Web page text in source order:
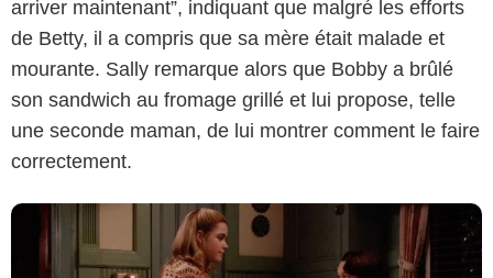
arriver maintenant”, indiquant que malgré les efforts
de Betty, il a compris que sa mère était malade et
mourante. Sally remarque alors que Bobby a brûlé
son sandwich au fromage grillé et lui propose, telle
une seconde maman, de lui montrer comment le faire
correctement.